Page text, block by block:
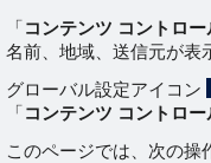
「コンテンツ コントロ
名前、地域、送信元が表
グローバル設定アイコン
「コンテンツ コントロー
このページでは、次の操